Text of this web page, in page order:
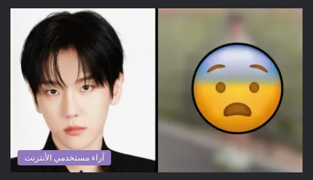
آراء مستخدمي الأنترنت